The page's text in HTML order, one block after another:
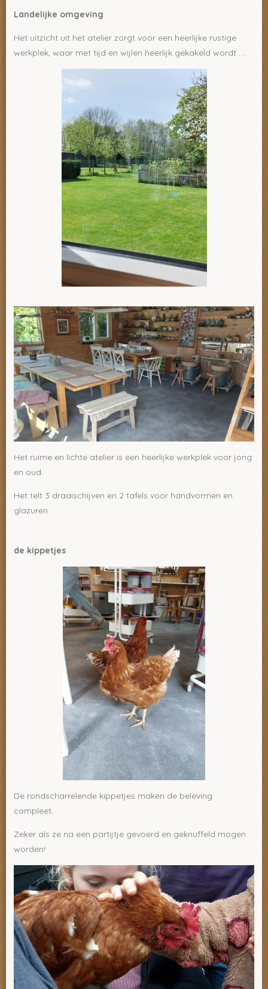
Landelijke omgeving
Het uitzicht uit het atelier zorgt voor een heerlijke rustige
werkplek, waar met tijd en wijlen heerlijk gekakeld wordt ....
Het ruime en lichte atelier is een heerlijke werkplek voor jong
en oud.
Het telt 3 draaischijven en 2 tafels voor handvormen en
glazuren.
de kippetjes
De rondscharrelende kippetjes maken de beleving
compleet.
Zeker als ze na een partijtje gevoerd en geknuffeld mogen
worden!